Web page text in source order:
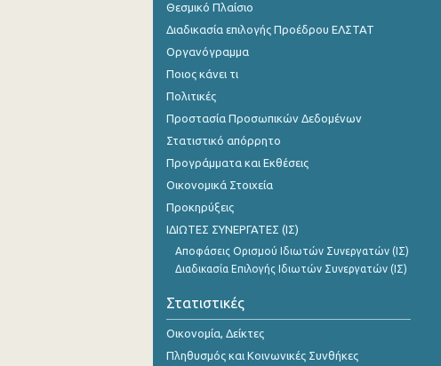
Ιουνίου 2024
Απριλίου 2024
Μαρτίου 2024
Φεβρουαρίου 2024
Ιανουαρίου 2024
Δεκεμβρίου 2023
Νοεμβρίου 2023
Σεπτεμβρίου 2023
Αυγούστου 2023
Θεσμικό Πλαίσιο
Διαδικασία επιλογής Προέδρου ΕΛΣΤΑΤ
Οργανόγραμμα
Ποιος κάνει τι
Πολιτικές
Προστασία Προσωπικών Δεδομένων
Στατιστικό απόρρητο
Προγράμματα και Εκθέσεις
Οικονομικά Στοιχεία
Προκηρύξεις
ΙΔΙΩΤΕΣ ΣΥΝΕΡΓΑΤΕΣ (ΙΣ)
Αποφάσεις Ορισμού Ιδιωτών Συνεργατών (ΙΣ)
Διαδικασία Επιλογής Ιδιωτών Συνεργατών (ΙΣ)
Στατιστικές
Οικονομία, Δείκτες
Πληθυσμός και Κοινωνικές Συνθήκες